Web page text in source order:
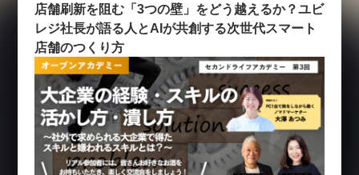
店舗刷新を阻む「3つの壁」をどう越えるか？ユビ
レジ社長が語る人とAIが共創する次世代スマート
店舗のつくり方